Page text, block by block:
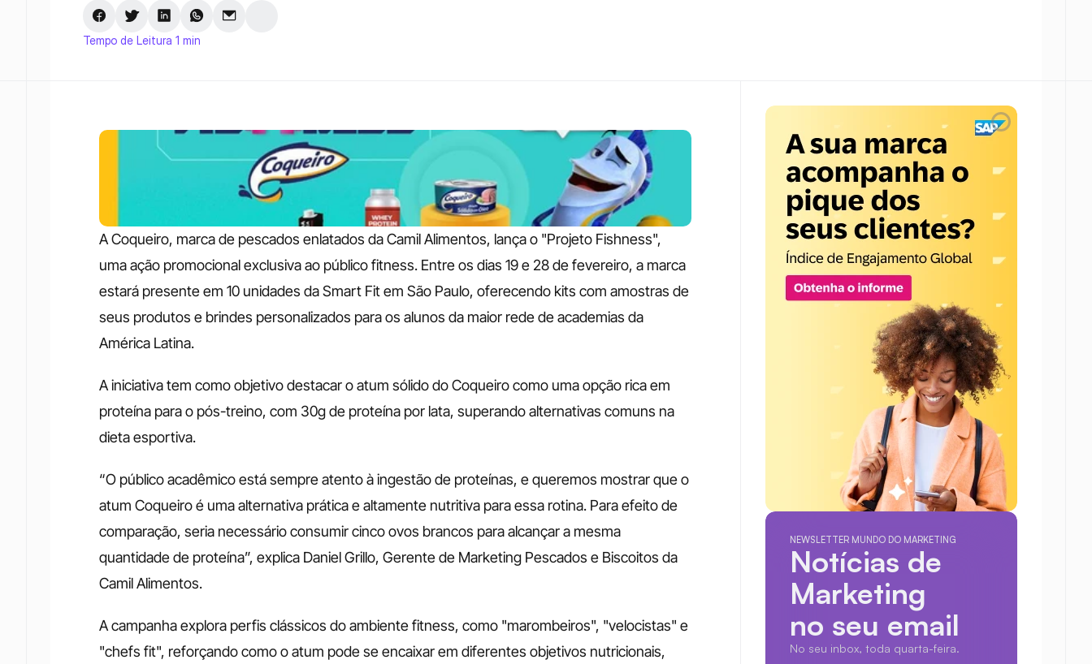
Tempo de Leitura 1 min
A Coqueiro, marca de pescados enlatados da Camil Alimentos, lança o "Projeto Fishness",
uma ação promocional exclusiva ao público fitness. Entre os dias 19 e 28 de fevereiro, a marca
estará presente em 10 unidades da Smart Fit em São Paulo, oferecendo kits com amostras de
seus produtos e brindes personalizados para os alunos da maior rede de academias da
América Latina.
A iniciativa tem como objetivo destacar o atum sólido do Coqueiro como uma opção rica em
proteína para o pós-treino, com 30g de proteína por lata, superando alternativas comuns na
dieta esportiva.
“O público acadêmico está sempre atento à ingestão de proteínas, e queremos mostrar que o
atum Coqueiro é uma alternativa prática e altamente nutritiva para essa rotina. Para efeito de
comparação, seria necessário consumir cinco ovos brancos para alcançar a mesma
quantidade de proteína”, explica Daniel Grillo, Gerente de Marketing Pescados e Biscoitos da
Camil Alimentos.
A campanha explora perfis clássicos do ambiente fitness, como "marombeiros", "velocistas" e
"chefs fit", reforçando como o atum pode se encaixar em diferentes objetivos nutricionais,
NEWSLETTER MUNDO DO MARKETING
Notícias de
Marketing
no seu email
No seu inbox, toda quarta-feira.